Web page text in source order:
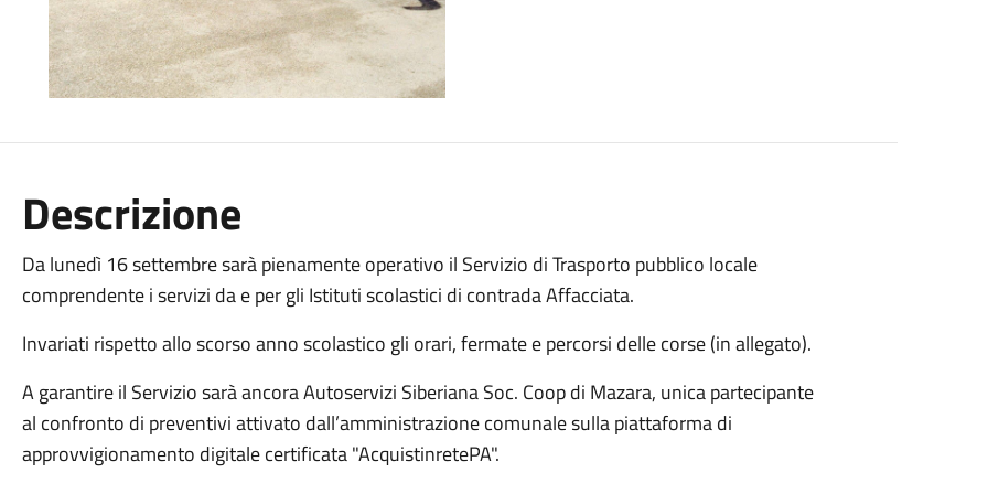
Descrizione
Da lunedì 16 settembresarà pienamente operativo il Servizio di Trasporto pubblico locale
comprendente i servizi da e per gli Istitutiscolastici di contrada Affacciata.
Invariati rispetto allo scorso anno scolastico gli orari,fermate e percorsi delle corse (in allegato).
A garantire il Servizio sarà ancoraAutoservizi Siberiana Soc. Coop di Mazara, unica partecipante
al confronto di preventivi attivato dall’amministrazione comunale sulla piattaforma di
approvvigionamento digitale certificata "AcquistinretePA".